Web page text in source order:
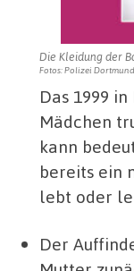
Die Kleidung der
Fotos: Polizei Dortmund
Das 1999
Mädchen
kann
bereits ein
lebt oder
Der